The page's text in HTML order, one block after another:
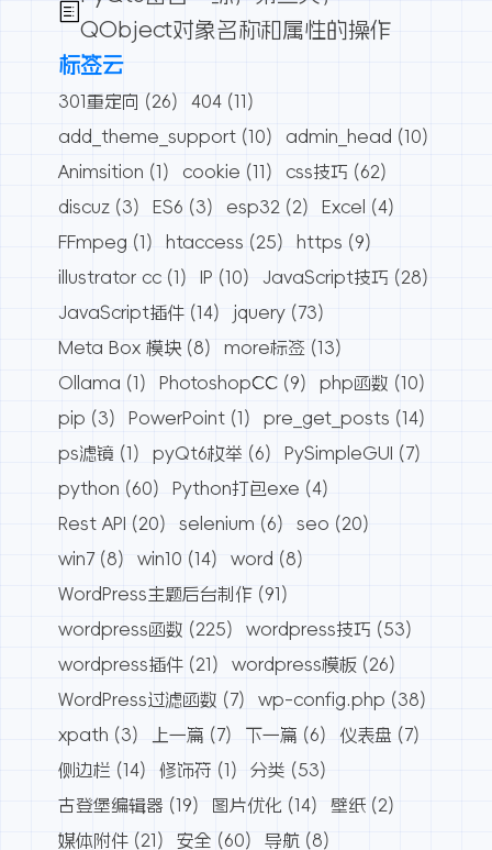
QObject对象名称和属性的操作
标签云
301重定向 (26) 404 (11)
add_theme_support (10) admin_head (10)
Animsition (1) cookie (11) css技巧 (62)
discuz (3) ES6 (3) esp32 (2) Excel
(4)
FFmpeg (1) htaccess (25) https (9)
illustrator cc (1) IP (10) JavaScript技巧 (28)
JavaScript插件 (14) jquery (73)
Meta Box 模块 (8) more标签 (13)
Ollama (1) PhotoshopCC (9) php函数 (10)
pip (3) PowerPoint (1) pre_get_posts (14)
ps滤镜 (1) pyQt6枚举 (6) PySimpleGUI (7)
python (60) Python打包exe (4)
Rest API (20) selenium (6) seo (20)
win7 (8) win10 (14) word (8)
WordPress主题后台制作 (91)
wordpress函数 (225) wordpress技巧 (53)
wordpress插件 (21) wordpress模板 (26)
WordPress过滤函数 (7) wp-config.php (38)
xpath (3) 上一篇 (7) 下一篇 (6) 仪表盘 (7)
侧边栏 (14) 修饰符 (1) 分类 (53)
古登堡编辑器 (19) 图片优化 (14) 壁纸 (2)
媒体附件 (21) 安全 (60) 导航 (8)